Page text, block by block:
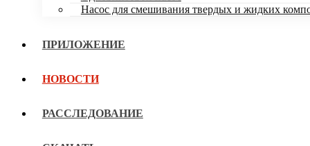
Насос для смешивания твердых и жидких
ПРИЛОЖЕНИЕ
НОВОСТИ
РАССЛЕДОВАНИЕ